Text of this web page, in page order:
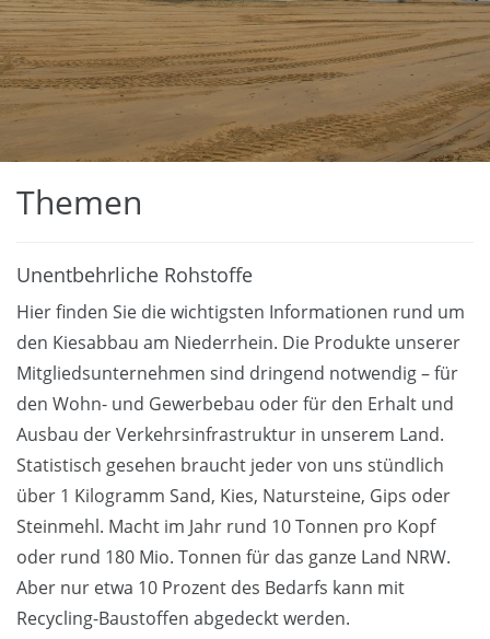
Themen
Unentbehrliche Rohstoffe
Hier finden Sie die wichtigsten Informationen rund um
den Kiesabbau am Niederrhein. Die Produkte unserer
Mitgliedsunternehmen sind dringend notwendig – für
den Wohn- und Gewerbebau oder für den Erhalt und
Ausbau der Verkehrsinfrastruktur in unserem Land.
Statistisch gesehen braucht jeder von uns stündlich
über 1 Kilogramm Sand, Kies, Natursteine, Gips oder
Steinmehl. Macht im Jahr rund 10 Tonnen pro Kopf
oder rund 180 Mio. Tonnen für das ganze Land NRW.
Aber nur etwa 10 Prozent des Bedarfs kann mit
Recycling-Baustoffen abgedeckt werden.